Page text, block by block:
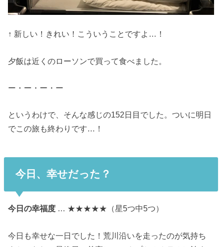
↑ 新しい！きれい！こういうことですよ…！
夕飯は近くのローソンで買って食べました。
ー・ー・ー・ー
というわけで、そんな感じの152日目でした。ついに明日
でこの旅も終わりです…！
今日、幸せだった？
今日の幸福度 … ★★★★★（星5つ中5つ）
今日も幸せな一日でした！荒川沿いを走ったのが気持ち